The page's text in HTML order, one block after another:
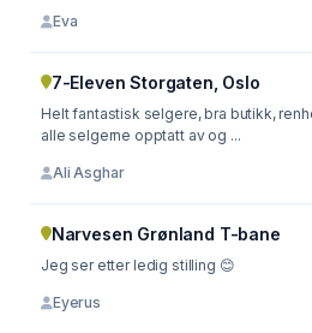
Eva
7-Eleven Storgaten, Oslo
Helt fantastisk selgere, bra butikk,
alle selgerne opptatt av og ...
Ali Asghar
Narvesen Grønland T-bane
Jeg ser etter ledig stilling 😊
Eyerus